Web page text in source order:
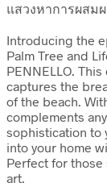
แสวงหาการผสม
Introducing the
Palm Tree and
PENNELLO.
captures the
of the beach.
complements
sophistication to
into your home
Perfect for
art.